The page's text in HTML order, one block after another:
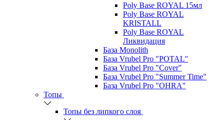
Poly Base ROYAL 15мл
Poly Base ROYAL
KRISTALL
Poly Base ROYAL
Ликвидация
База Monolith
База Vrubel Pro "POTAL"
База Vrubel Pro "Сover"
База Vrubel Pro "Summer Time"
База Vrubel Pro "OHRA"
Топы
Топы без липкого слоя